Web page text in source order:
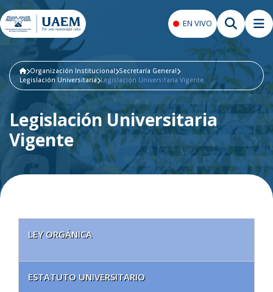
EN VIVO
Organización Institucional Secretaría General
Legislación Universitaria Legislación Universitaria Vigente
Legislación Universitaria
Vigente
LEY ORGÁNICA
ESTATUTO UNIVERSITARIO